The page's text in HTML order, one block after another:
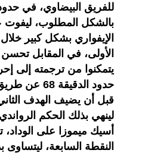
بالشكل المطلوب، ليفوت
الإيفواري بشكل كبير
الأولى، في المقابل
يتمكنوا من ترجمته إلى
حدود
قبل أن يضيف الهدف
لينهي بذلك الحكم
أسيك ميموزا على
النقطة السابعة،